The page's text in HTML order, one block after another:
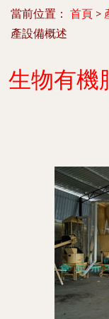
當前位置： 首頁 >
產設備概述
生物有機